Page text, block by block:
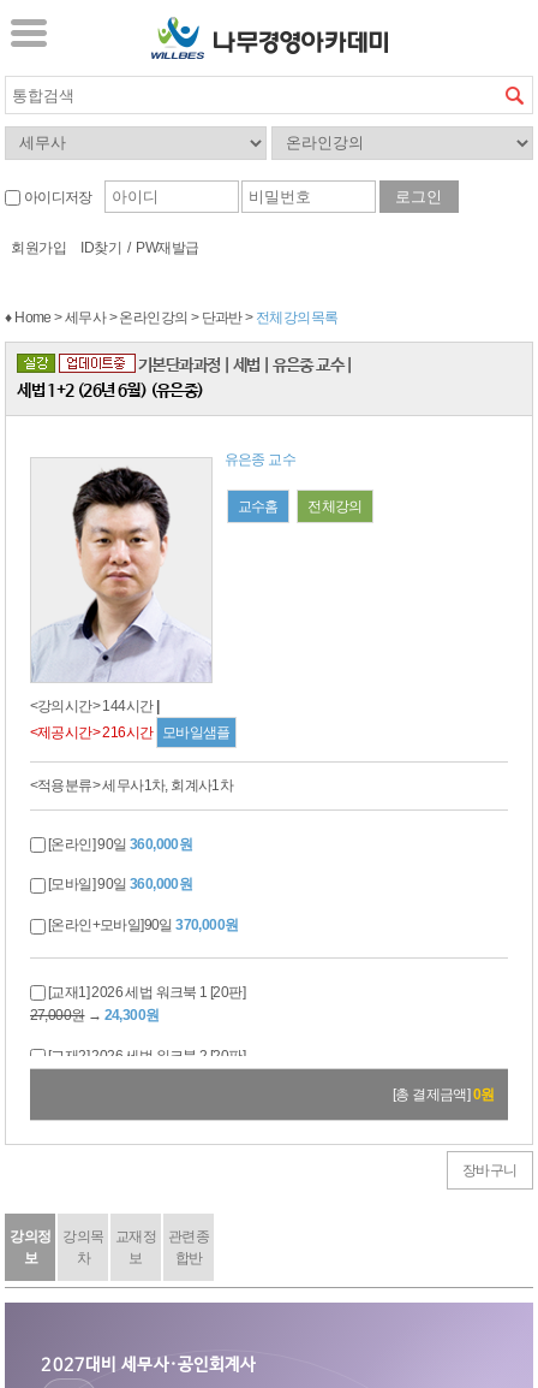
아이디저장
회원가입 ID찾기 / PW재발급
♦ Home > 세무사 > 온라인강의 > 단과반 > 전체강의목록
기본단과과정 세법 유은종 교수
세법 1+2 (26년 6월) (유은종)
유은종 교수
교수홈 전체강의
<강의시간> 144시간
<제공시간> 216시간
모바일샘플
<적용분류> 세무사1차, 회계사1차
[온라인] 90일360,000원
[모바일] 90일360,000원
[온라인+모바일]90일370,000원
[교재1] 2026 세법 워크북 1 [20판]
27,000원→ 24,300원
[교재2] 2026 세법 워크북 2 [20판]
[교재3] 2026 세법개론 1 [2판]
36,000원→32,400원
[교재5] 2026 세법개론 필기노트 [1판]
14,000원→ 12,600원
[총 결제금액] 0원
장바구니
강의정
보
강의목
차
교재정
보
관련종
합반
2027대비 세무사·공인회계사